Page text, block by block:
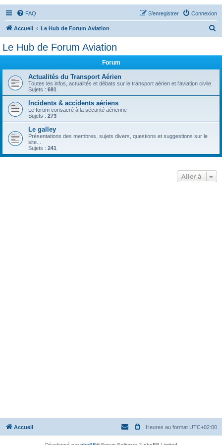
FAQ Connexion
S’enregistrer
Accueil Le Hub de Forum Aviation
e
Le Hub de Forum Aviation
Forum
Actualités du Transport Aérien
Toutes les infos, actualités et débats sur le transport aérien et l'aviation civile
Sujets : 691
Incidents & accidents aériens
Le forum consacré à la sécurité aérienne
Sujets : 273
Le galley
Présentations des membres, sujets divers, questions et suggestions sur le
site...
Sujets : 241
Aller à
Accueil Heures au format UTC+02:00